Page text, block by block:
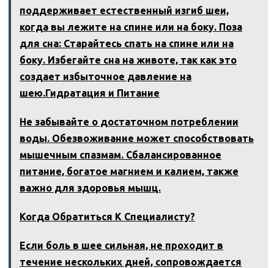
поддерживает естественный изгиб шеи,
когда вы лежите на спине или на боку. Поза
для сна: Старайтесь спать на спине или на
боку. Избегайте сна на животе, так как это
создает избыточное давление на
шею.Гидратация и Питание
Не забывайте о достаточном потреблении
воды. Обезвоживание может способствовать
мышечным спазмам. Сбалансированное
питание, богатое магнием и калием, также
важно для здоровья мышц.
Когда Обратиться К Специалисту?
Если боль в шее сильная, не проходит в
течение нескольких дней, сопровождается